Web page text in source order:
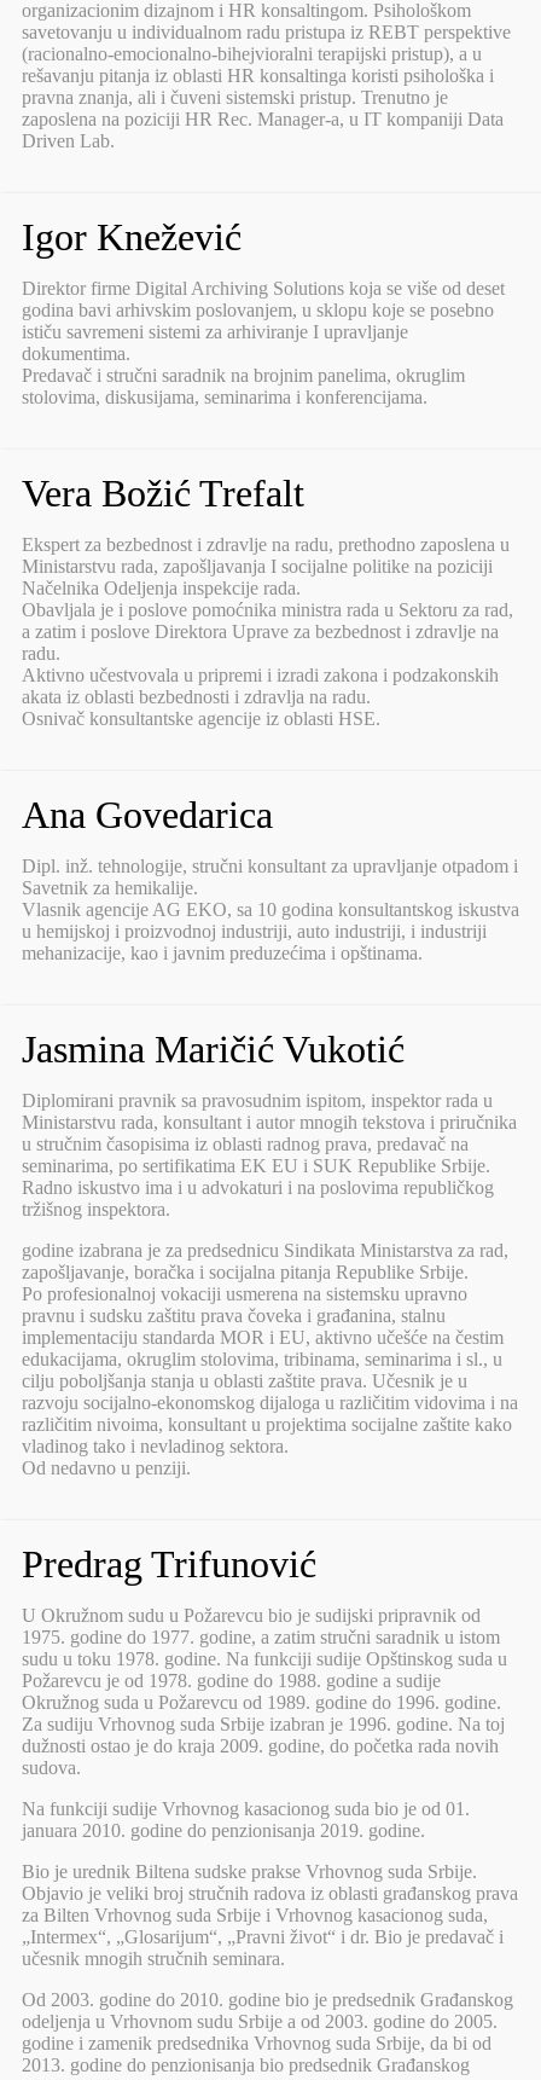
organizacionim dizajnom i HR konsaltingom. Psihološkom
savetovanju u individualnom radu pristupa iz REBT perspektive
(racionalno-emocionalno-bihejvioralni terapijski pristup), a u
rešavanju pitanja iz oblasti HR konsaltinga koristi psihološka i
pravna znanja, ali i čuveni sistemski pristup. Trenutno je
zaposlena na poziciji HR Rec. Manager-a, u IT kompaniji Data
Driven Lab.
Igor Knežević
Direktor firme Digital Archiving Solutions koja se više od deset
godina bavi arhivskim poslovanjem, u sklopu koje se posebno
ističu savremeni sistemi za arhiviranje I upravljanje
dokumentima.
Predavač i stručni saradnik na brojnim panelima, okruglim
stolovima, diskusijama, seminarima i konferencijama.
Vera Božić Trefalt
Ekspert za bezbednost i zdravlje na radu, prethodno zaposlena u
Ministarstvu rada, zapošljavanja I socijalne politike na poziciji
Načelnika Odeljenja inspekcije rada.
Obavljala je i poslove pomoćnika ministra rada u Sektoru za rad,
a zatim i poslove Direktora Uprave za bezbednost i zdravlje na
radu.
Aktivno učestvovala u pripremi i izradi zakona i podzakonskih
akata iz oblasti bezbednosti i zdravlja na radu.
Osnivač konsultantske agencije iz oblasti HSE.
Ana Govedarica
Dipl. inž. tehnologije, stručni konsultant za upravljanje otpadom i
Savetnik za hemikalije.
Vlasnik agencije AG EKO, sa 10 godina konsultantskog iskustva
u hemijskoj i proizvodnoj industriji, auto industriji, i industriji
mehanizacije, kao i javnim preduzećima i opštinama.
Jasmina Maričić Vukotić
Diplomirani pravnik sa pravosudnim ispitom, inspektor rada u
Ministarstvu rada, konsultant i autor mnogih tekstova i priručnika
u stručnim časopisima iz oblasti radnog prava, predavač na
seminarima, po sertifikatima EK EU i SUK Republike Srbije.
Radno iskustvo ima i u advokaturi i na poslovima republičkog
tržišnog inspektora.
godine izabrana je za predsednicu Sindikata Ministarstva za rad,
zapošljavanje, boračka i socijalna pitanja Republike Srbije.
Po profesionalnoj vokaciji usmerena na sistemsku upravno
pravnu i sudsku zaštitu prava čoveka i građanina, stalnu
implementaciju standarda MOR i EU, aktivno učešće na čestim
edukacijama, okruglim stolovima, tribinama, seminarima i sl., u
cilju poboljšanja stanja u oblasti zaštite prava. Učesnik je u
razvoju socijalno-ekonomskog dijaloga u različitim vidovima i na
različitim nivoima, konsultant u projektima socijalne zaštite kako
vladinog tako i nevladinog sektora.
Od nedavno u penziji.
Predrag Trifunović
U Okružnom sudu u Požarevcu bio je sudijski pripravnik od
1975. godine do 1977. godine, a zatim stručni saradnik u istom
sudu u toku 1978. godine. Na funkciji sudije Opštinskog suda u
Požarevcu je od 1978. godine do 1988. godine a sudije
Okružnog suda u Požarevcu od 1989. godine do 1996. godine.
Za sudiju Vrhovnog suda Srbije izabran je 1996. godine. Na toj
dužnosti ostao je do kraja 2009. godine, do početka rada novih
sudova.
Na funkciji sudije Vrhovnog kasacionog suda bio je od 01.
januara 2010. godine do penzionisanja 2019. godine.
Bio je urednik Biltena sudske prakse Vrhovnog suda Srbije.
Objavio je veliki broj stručnih radova iz oblasti građanskog prava
za Bilten Vrhovnog suda Srbije i Vrhovnog kasacionog suda,
„Intermex“, „Glosarijum“, „Pravni život“ i dr. Bio je predavač i
učesnik mnogih stručnih seminara.
Od 2003. godine do 2010. godine bio je predsednik Građanskog
odeljenja u Vrhovnom sudu Srbije a od 2003. godine do 2005.
godine i zamenik predsednika Vrhovnog suda Srbije, da bi od
2013. godine do penzionisanja bio predsednik Građanskog